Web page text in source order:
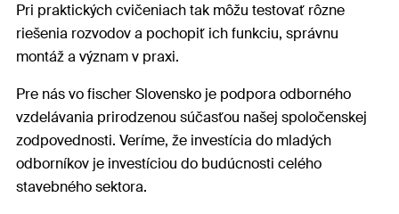
Pri praktických cvičeniach tak môžu testovať rôzne
riešenia rozvodov a pochopiť ich funkciu, správnu
montáž a význam v praxi.
Pre nás vo fischer Slovensko je podpora odborného
vzdelávania prirodzenou súčasťou našej spoločenskej
zodpovednosti. Veríme, že investícia do mladých
odborníkov je investíciou do budúcnosti celého
stavebného sektora.